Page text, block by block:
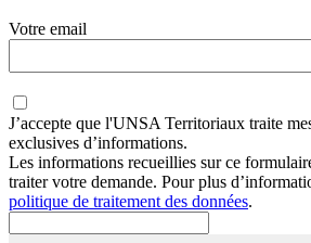
Votre email
J’accepte que l'UNSA Territoriaux traite
exclusives d’informations.
Les informations recueillies sur ce
traiter votre demande. Pour plus
politique de traitement des données.